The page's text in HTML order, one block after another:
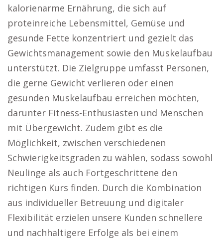
kalorienarme Ernährung, die sich auf
proteinreiche Lebensmittel, Gemüse und
gesunde Fette konzentriert und gezielt das
Gewichtsmanagement sowie den Muskelaufbau
unterstützt. Die Zielgruppe umfasst Personen,
die gerne Gewicht verlieren oder einen
gesunden Muskelaufbau erreichen möchten,
darunter Fitness-Enthusiasten und Menschen
mit Übergewicht. Zudem gibt es die
Möglichkeit, zwischen verschiedenen
Schwierigkeitsgraden zu wählen, sodass sowohl
Neulinge als auch Fortgeschrittene den
richtigen Kurs finden. Durch die Kombination
aus individueller Betreuung und digitaler
Flexibilität erzielen unsere Kunden schnellere
und nachhaltigere Erfolge als bei einem